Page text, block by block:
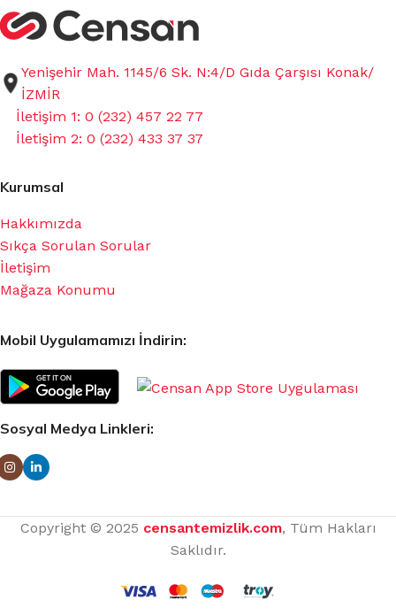
Yenişehir Mah. 1145/6 Sk. N:4/D Gıda Çarşısı Konak/
İZMİR
İletişim 1: 0 (232) 457 22 77
İletişim 2: 0 (232) 433 37 37
Kurumsal
Hakkımızda
Sıkça Sorulan Sorular
İletişim
Mağaza Konumu
Mobil Uygulamamızı İndirin:
Sosyal Medya Linkleri:
Copyright © 2025 censantemizlik.com, Tüm Hakları
Saklıdır.